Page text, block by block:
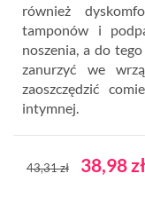
również
tamponów i
noszenia, a do
zanurzyć we
zaoszczędzić
intymnej.
43,31 zł 38,98 zł